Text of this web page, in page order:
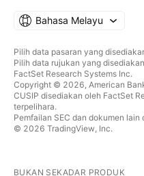
Bahasa Melayu
Pilih data pasaran yang
Pilih data rujukan yang
FactSet Research Systems Inc.
Copyright © 2026, American
CUSIP disediakan oleh FactSet
terpelihara.
Pemfailan SEC dan dokumen lain
© 2026 TradingView, Inc.
BUKAN SEKADAR PRODUK